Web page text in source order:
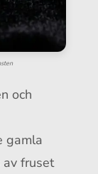
och
gamla
fruset